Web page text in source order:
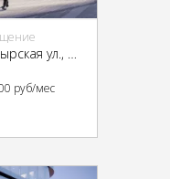
руб/мес